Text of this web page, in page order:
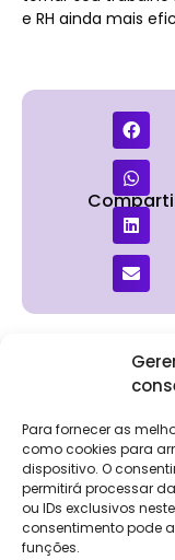
Para fornecer as
como cookies para
dispositivo. O
permitirá processar
ou IDs exclusivos
consentimento pode
funções.
e RH ainda mais
Trabalhe
Contato